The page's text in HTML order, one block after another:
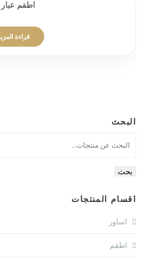
اطقم عيار 18
قراءة المزيد
البحث
بحث
اقسام المنتجات
اساور
اطقم